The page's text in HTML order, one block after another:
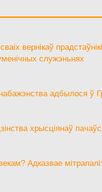
вернікаў
служэньнях
адбылося ў
хрысціянаў
Адказвае